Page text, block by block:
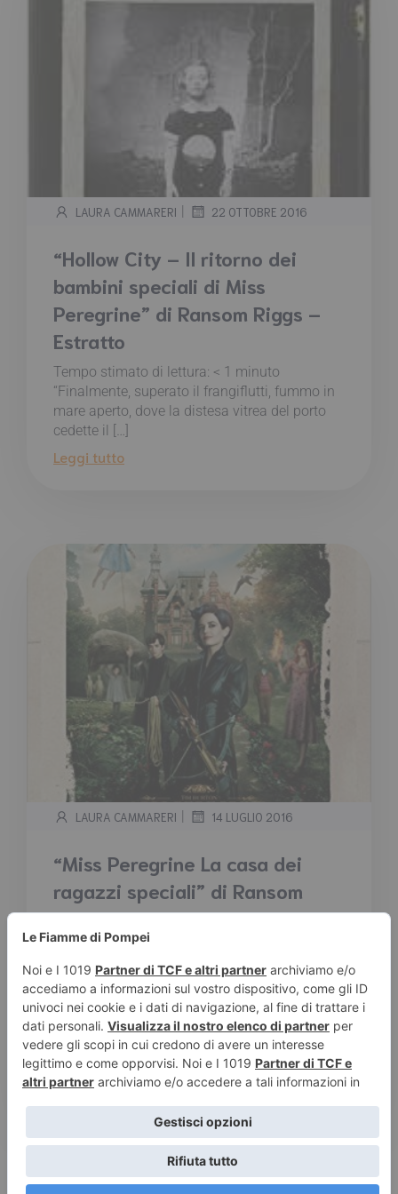
LAURA CAMMARERI | 22 OTTOBRE 2016
“Hollow City – Il ritorno dei
bambini speciali di Miss
Peregrine” di Ransom Riggs –
Estratto
Tempo stimato di lettura: < 1 minuto
“Finalmente, superato il frangiflutti, fummo in
mare aperto, dove la distesa vitrea del porto
cedette il […]
Leggi tutto
LAURA CAMMARERI | 14 LUGLIO 2016
“Miss Peregrine La casa dei
ragazzi speciali” di Ransom
Riggs – Recensione
Tempo stimato di lettura:
Quali mostri popolano gli incubi del nonno di
Jacob, unico sopravvissuto allo sterminio
della sua famiglia di ebrei polacchi? Sono la
trasfigurazione della ferocia nazista? Oppure
sono qualcosa d'altro, e di tuttora presente, in
grado di colpire ancora?
Leggi tutto